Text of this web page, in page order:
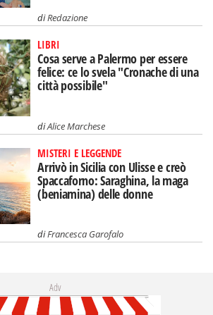
diRedazione
LIBRI
Cosa serve a Palermo per essere
felice: ce lo svela "Cronache di una
città possibile"
diAlice Marchese
MISTERI E LEGGENDE
Arrivò in Sicilia con Ulisse e creò
Spaccaforno: Saraghina, la maga
(beniamina) delle donne
diFrancesca Garofalo
Adv